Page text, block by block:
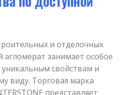
и отделочных
занимает особое
свойствам и
виду. Торговая марка
представляет